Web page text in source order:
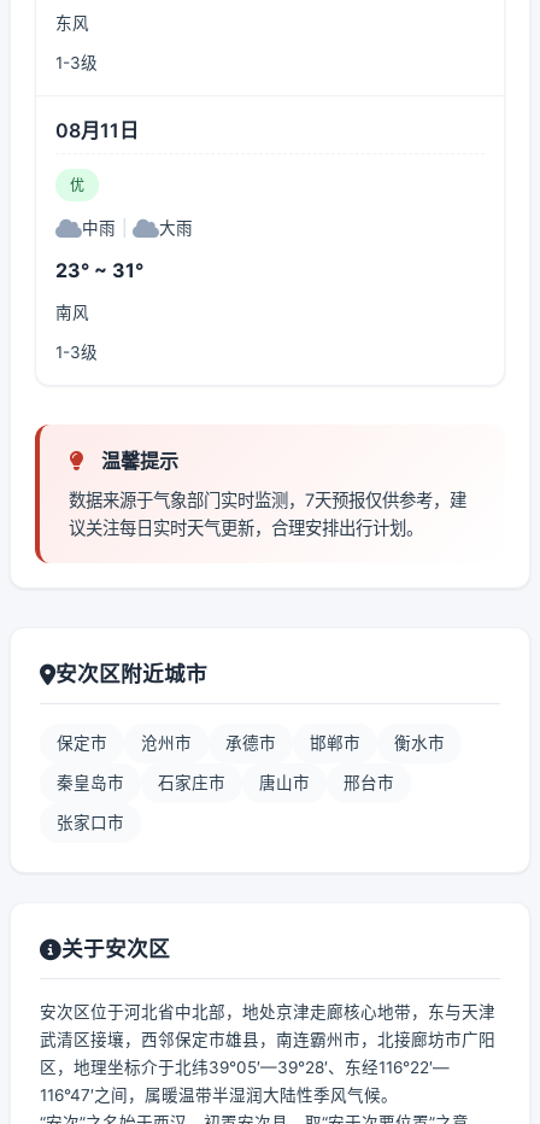
东风
1-3级
08月11日
优
中雨 大雨
23° ~ 31°
南风
1-3级
温馨提示
数据来源于气象部门实时监测，7天预报仅供参考，建
议关注每日实时天气更新，合理安排出行计划。
安次区附近城市
保定市 沧州市 承德市 邯郸市 衡水市
秦皇岛市 石家庄市 唐山市 邢台市
张家口市
关于安次区
安次区位于河北省中北部，地处京津走廊核心地带，东与天津
武清区接壤，西邻保定市雄县，南连霸州市，北接廊坊市广阳
区，地理坐标介于北纬39°05′—39°28′、东经116°22′—
116°47′之间，属暖温带半湿润大陆性季风气候。